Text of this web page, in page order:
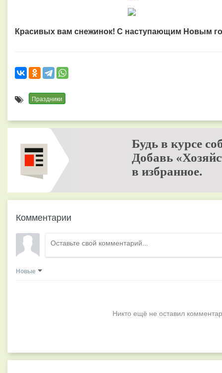
Красивых вам снежинок! С наступающим Новым
Праздники
Будь в курсе
Добавь
в избранное.
Комментарии
Новые
Никто ещё не оставил